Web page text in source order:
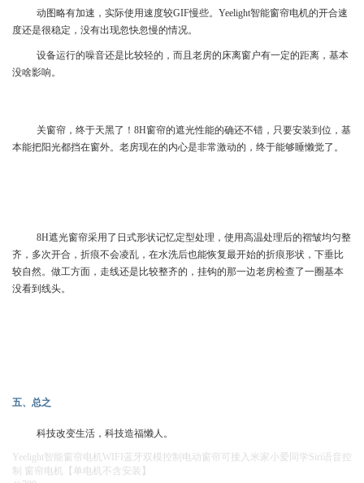
动图略有加速，实际使用速度较GIF慢些。Yeelight智能窗帘电机的开合速
度还是很稳定，没有出现忽快忽慢的情况。
设备运行的噪音还是比较轻的，而且老房的床离窗户有一定的距离，基本
没啥影响。
关窗帘，终于天黑了！8H窗帘的遮光性能的确还不错，只要安装到位，基
本能把阳光都挡在窗外。老房现在的内心是非常激动的，终于能够睡懒觉了。
8H遮光窗帘采用了日式形状记忆定型处理，使用高温处理后的褶皱均匀整
齐，多次开合，折痕不会凌乱，在水洗后也能恢复最开始的折痕形状，下垂比
较自然。做工方面，走线还是比较整齐的，挂钩的那一边老房检查了一圈基本
没看到线头。
五、总之
科技改变生活，科技造福懒人。
Yeelight智能窗帘电机WIFI蓝牙双模控制电动窗帘可接入米家小爱同学Siri语音控
制 窗帘电机【单电机不含安装】